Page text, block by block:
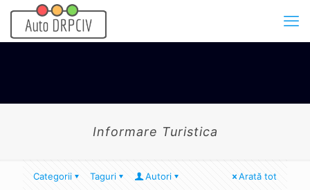
Informare Turistica
Categorii Taguri Autori Arată tot